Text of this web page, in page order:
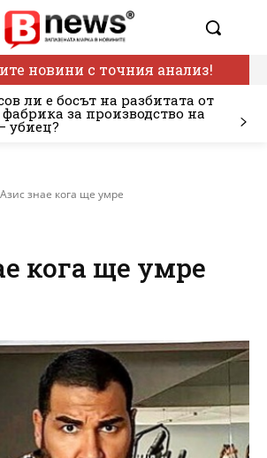
новини с точния анализ!
ли е босът на разбитата от
за производство на
убиец?
Азис знае кога ще умре
кога ще умре